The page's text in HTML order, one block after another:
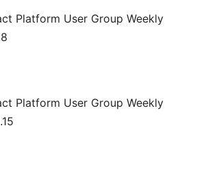
Platform User Group Weekly
Platform User Group Weekly